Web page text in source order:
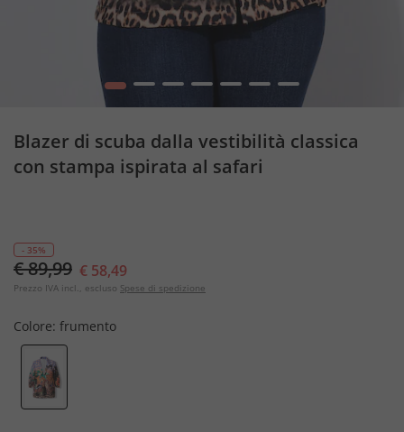
1 2 3 4 5 6 7
Blazer di scuba dalla vestibilità classica
con stampa ispirata al safari
- 35%
€ 89,99 € 58,49
Prezzo IVA incl., escluso Spese di spedizione
Colore: frumento